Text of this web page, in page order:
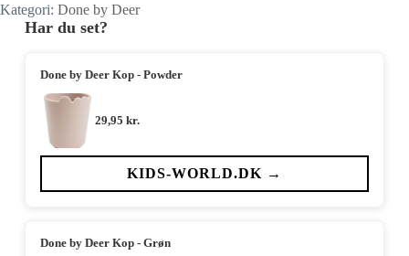
Kategori: Done by Deer
Har du set?
Done by Deer Kop - Powder
29,95 kr.
KIDS-WORLD.DK →
Done by Deer Kop - Grøn